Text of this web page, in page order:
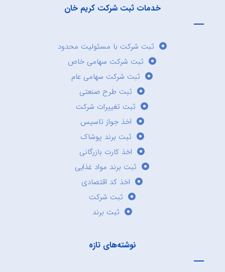
خدمات ثبت شرکت کریم خان
ثبت شرکت با مسئولیت محدود
ثبت شرکت سهامی خاص
ثبت شرکت سهامی عام
ثبت طرح صنعتی
ثبت تغییرات شرکت
اخذ جواز تاسیس
ثبت برند پوشاک
اخذ کارت بازرگانی
ثبت برند مواد غذایی
اخذ کد اقتصادی
ثبت شرکت
ثبت برند
نوشته‌های تازه